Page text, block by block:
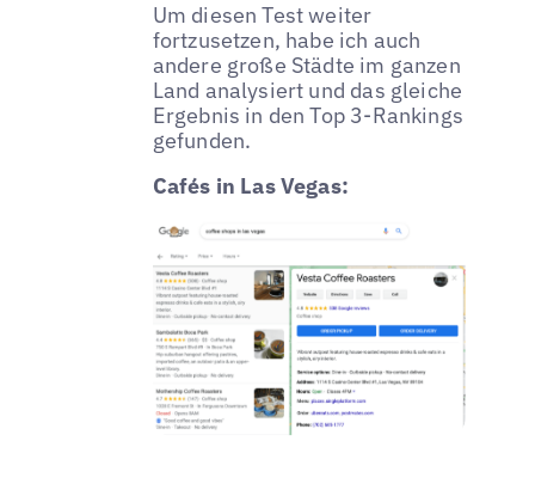
Um diesen Test weiter
fortzusetzen, habe ich auch
andere große Städte im ganzen
Land analysiert und das gleiche
Ergebnis in den Top 3-Rankings
gefunden.
Cafés in Las Vegas: